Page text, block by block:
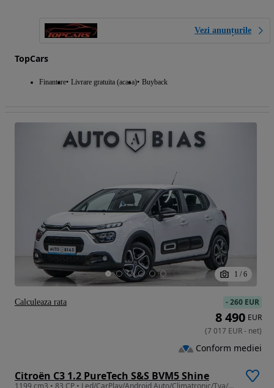
Vezi anunțurile
TopCars
Finantare Livrare gratuita (acasa) Buyback
1 / 6
Citroën C3 1.2 PureTech S&S BVM5 Shine
1199 cm3 • 83 CP • Led/CarPlay/Android Auto/Climatronic/Tva/Leasing-Rate FARA AVANS
-260 EUR
8 490 EUR
(7 017 EUR- net)
Conform mediei
Calculeaza rata